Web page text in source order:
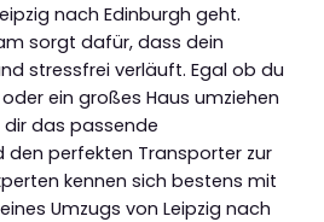
nach Edinburgh geht.
sorgt dafür, dass dein
stressfrei verläuft. Egal ob du
ein großes Haus umziehen
das passende
den perfekten Transporter zur
kennen sich bestens mit
Umzugs von Leipzig nach